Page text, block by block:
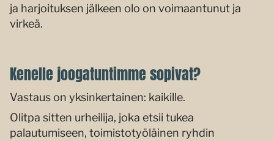
ja harjoituksen jälkeen olo on voimaantunut ja
virkeä.
Kenelle joogatuntimme sopivat?
Vastaus on yksinkertainen: kaikille.
Olitpa sitten urheilija, joka etsii tukea
palautumiseen, toimistotyöläinen ryhdin